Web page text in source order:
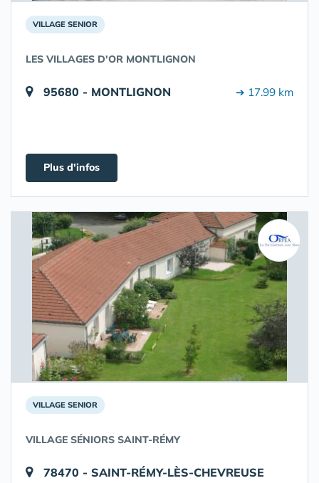
VILLAGE SENIOR
LES VILLAGES D'OR MONTLIGNON
95680 - MONTLIGNON ➔ 17.99 km
Plus d'infos
VILLAGE SENIOR
VILLAGE SÉNIORS SAINT-RÉMY
78470 - SAINT-RÉMY-LÈS-CHEVREUSE